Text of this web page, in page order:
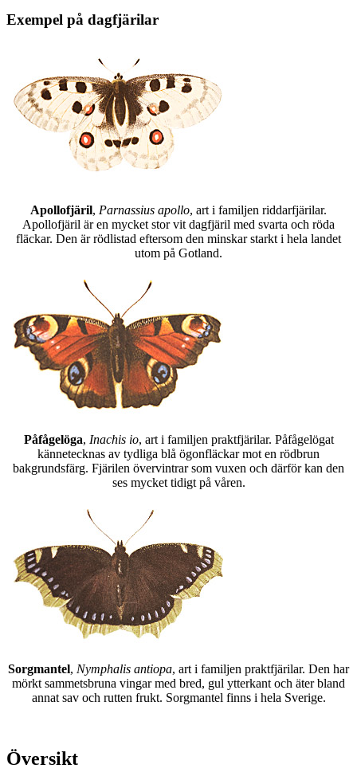
Exempel på dagfjärilar
Apollofjäril, Parnassius apollo, art i familjen riddarfjärilar.
Apollofjäril är en mycket stor vit dagfjäril med svarta och röda
fläckar. Den är rödlistad eftersom den minskar starkt i hela landet
utom på Gotland.
Påfågelöga, Inachis io, art i familjen praktfjärilar. Påfågelögat
kännetecknas av tydliga blå ögonfläckar mot en rödbrun
bakgrundsfärg. Fjärilen övervintrar som vuxen och därför kan den
ses mycket tidigt på våren.
Sorgmantel, Nymphalis antiopa, art i familjen praktfjärilar. Den har
mörkt sammetsbruna vingar med bred, gul ytterkant och äter bland
annat sav och rutten frukt. Sorgmantel finns i hela Sverige.
Översikt